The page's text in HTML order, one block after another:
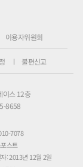
이용자위원회
불편신고
이스 12층
8658
7078
스트
: 2013년 12월 2일